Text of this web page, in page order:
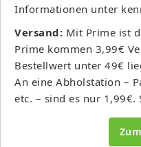
Informationen unter
Versand: Mit Prime ist
Prime kommen 3,99€
Bestellwert unter 49€
An eine Abholstation –
etc. – sind es nur 1,99€.